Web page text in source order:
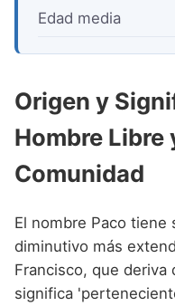
Nombres de
Nombres de
Edad media
Origen y
Hombre Libre
Comunidad
El nombre Paco tiene
diminutivo más
Francisco, que deriva
significa